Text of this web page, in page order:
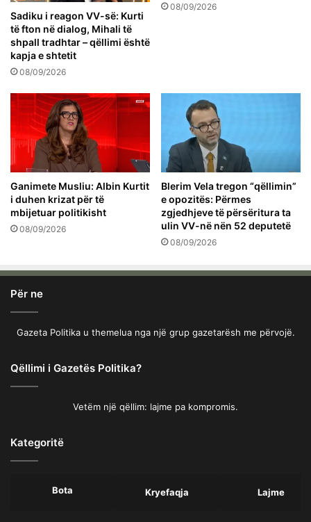
Sadiku i reagon VV-së: Kurti
të fton në dialog, Mihali të
shpall tradhtar – qëllimi është
kapja e shtetit
08/09/2026
08/09/2026
Ganimete Musliu: Albin Kurtit
i duhen krizat për të
mbijetuar politikisht
08/09/2026
Blerim Vela tregon “qëllimin”
e opozitës: Përmes
zgjedhjeve të përsëritura ta
ulin VV-në nën 52 deputetë
08/09/2026
Për ne
Gazeta Politika u themelua nga një grup gazetarësh me përvojë.
Qëllimi i Gazetës Politika?
Vetëm një qëllim: lajme pa kompromis.
Kategoritë
Bota Kryefaqja Lajme